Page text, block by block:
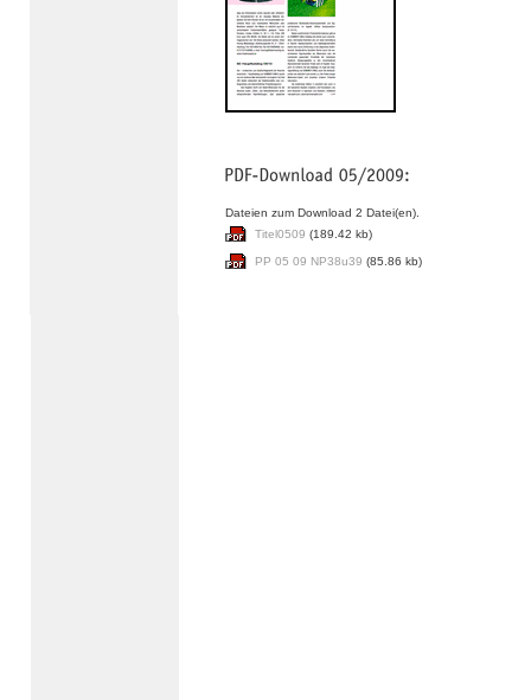
Dateien zum Download 2 Datei(en).
Titel0509 (189.42 kb)
PP 05 09 NP38u39 (85.86 kb)